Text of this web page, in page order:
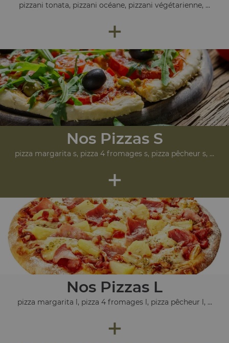
pizzani tonata, pizzani océane, pizzani végétarienne, ...
+
Nos Pizzas S
pizza margarita s, pizza 4 fromages s, pizza pêcheur s, ...
+
Nos Pizzas L
pizza margarita l, pizza 4 fromages l, pizza pêcheur l, ...
+